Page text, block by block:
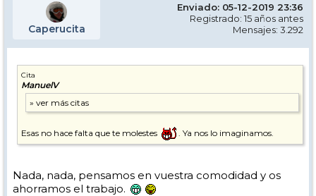
Caperucita
Enviado: 05-12-2019 23:36
Registrado: 15 años antes
Mensajes: 3.292
Cita
ManuelV
Esas no hace falta que te molestes . Ya nos lo imaginamos.
Nada, nada, pensamos en vuestra comodidad y os
ahorramos el trabajo.